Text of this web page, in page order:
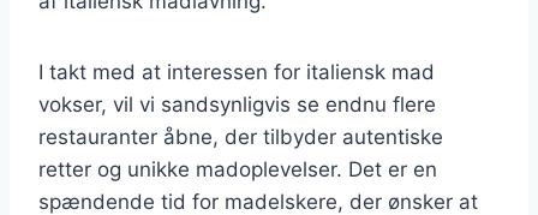
I takt med at interessen for italiensk mad
vokser, vil vi sandsynligvis se endnu flere
restauranter åbne, der tilbyder autentiske
retter og unikke madoplevelser. Det er en
spændende tid for madelskere, der ønsker at